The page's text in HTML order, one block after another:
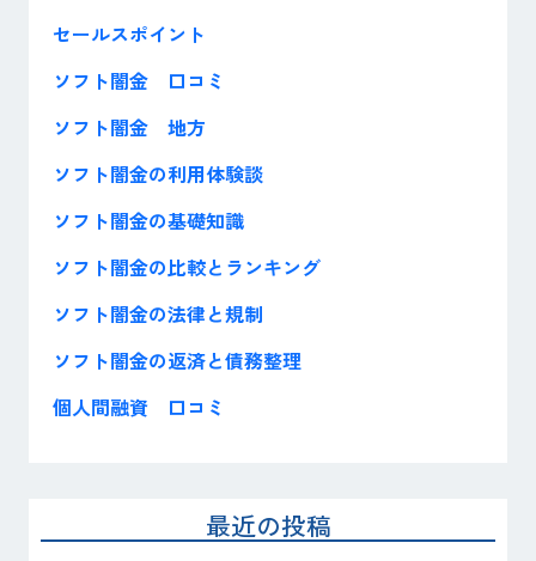
セールスポイント
ソフト闇金 口コミ
ソフト闇金 地方
ソフト闇金の利用体験談
ソフト闇金の基礎知識
ソフト闇金の比較とランキング
ソフト闇金の法律と規制
ソフト闇金の返済と債務整理
個人間融資 口コミ
最近の投稿